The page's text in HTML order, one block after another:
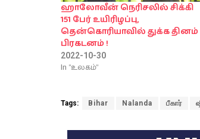
ஹாலோவீன் நெரிசலில் சிக்கி
151 பேர் உயிரிழப்பு,
தென்கொரியாவில் துக்க தினம்
பிரகடனம் !
2022-10-30
In "உலகம்"
Tags: Bihar Nalanda பீகார்